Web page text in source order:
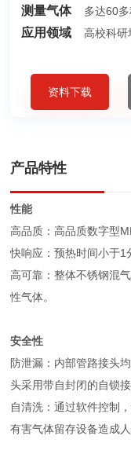
测量气体 多达60
应用领域 高校科研
资料下载
产品特性
性能
高品质：高品质数字型
快响应：预热时间小于1
高可靠：整体不锈钢混
性气体。
安全性
防泄漏：内部管路接头
头采用带自封闭的自锁
自清洗：通过软件控制
有害气体留存设备造成人